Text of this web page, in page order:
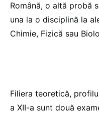
Română, o altă probă
una la o disciplină la
Chimie, Fizică sau
Filiera teoretică,
a XII-a sunt două